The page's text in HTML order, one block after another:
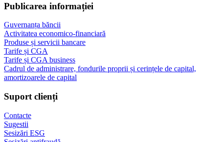
Publicarea informației
Guvernanța băncii
Activitatea economico-financiară
Produse și servicii bancare
Tarife și CGA
Tarife și CGA business
Cadrul de administrare, fondurile proprii și cerințele de capital,
amortizoarele de capital
Suport clienți
Contacte
Sugestii
Sesizări ESG